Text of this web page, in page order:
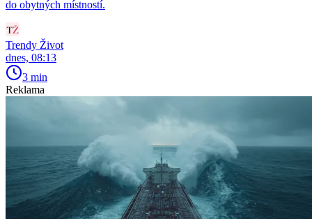
do obytných místností.
Trendy Život
dnes, 08:13
3 min
Reklama